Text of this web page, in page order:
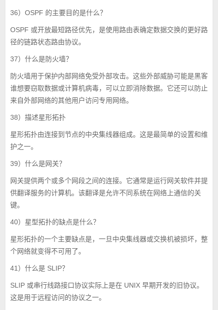
36）OSPF 的主要目的是什么？
OSPF 或开放最短路径优先，是使用路由表确定数据交换的更好路
径的链路状态路由协议。
37）什么是防火墙？
防火墙用于保护内部网络免受外部攻击。这些外部威胁可能是黑客
谁想要窃取数据或计算机病毒，可以立即消除数据。它还可以防止
来自外部网络的其他用户访问专用网络。
38）描述星形拓扑
星形拓扑由连接到节点的中央集线器组成。这是最简单的设置和维
护之一。
39）什么是网关？
网关提供两个或多个网段之间的连接。它通常是运行网关软件并提
供翻译服务的计算机。该翻译是允许不同系统在网络上通信的关
键。
40）星型拓扑的缺点是什么？
星形拓扑的一个主要缺点是，一旦中央集线器或交换机被损坏，整
个网络就变得不可用了。
41）什么是 SLIP？
SLIP 或串行线路接口协议实际上是在 UNIX 早期开发的旧协议。
这是用于远程访问的协议之一。